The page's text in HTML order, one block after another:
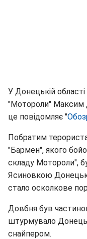
У Донецькій
"Мотороли" Максим
це повідомляє "
Побратим
"Бармен", якого
складу Мотороли",
Ясиновкою
стало осколкове
Довбня був
штурмувало
снайпером.